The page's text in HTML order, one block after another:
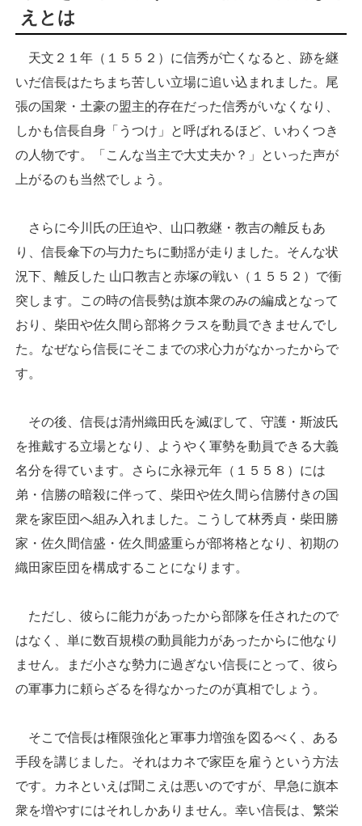
えとは
天文２１年（１５５２）に信秀が亡くなると、跡を継
いだ信長はたちまち苦しい立場に追い込まれました。尾
張の国衆・土豪の盟主的存在だった信秀がいなくなり、
しかも信長自身「うつけ」と呼ばれるほど、いわくつき
の人物です。「こんな当主で大丈夫か？」といった声が
上がるのも当然でしょう。
さらに今川氏の圧迫や、山口教継・教吉の離反もあ
り、信長傘下の与力たちに動揺が走りました。そんな状
況下、離反した 山口教吉と赤塚の戦い（１５５２）で衝
突します。この時の信長勢は旗本衆のみの編成となって
おり、柴田や佐久間ら部将クラスを動員できませんでし
た。なぜなら信長にそこまでの求心力がなかったからで
す。
その後、信長は清州織田氏を滅ぼして、守護・斯波氏
を推戴する立場となり、ようやく軍勢を動員できる大義
名分を得ています。さらに永禄元年（１５５８）には
弟・信勝の暗殺に伴って、柴田や佐久間ら信勝付きの国
衆を家臣団へ組み入れました。こうして林秀貞・柴田勝
家・佐久間信盛・佐久間盛重らが部将格となり、初期の
織田家臣団を構成することになります。
ただし、彼らに能力があったから部隊を任されたので
はなく、単に数百規模の動員能力があったからに他なり
ません。まだ小さな勢力に過ぎない信長にとって、彼ら
の軍事力に頼らざるを得なかったのが真相でしょう。
そこで信長は権限強化と軍事力増強を図るべく、ある
手段を講じました。それはカネで家臣を雇うという方法
です。カネといえば聞こえは悪いのですが、早急に旗本
衆を増やすにはそれしかありません。幸い信長は、繁栄